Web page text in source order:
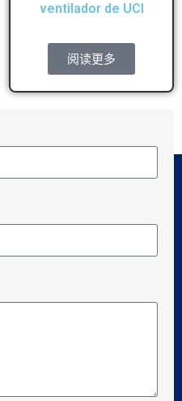
ventilador de UCI
阅读更多